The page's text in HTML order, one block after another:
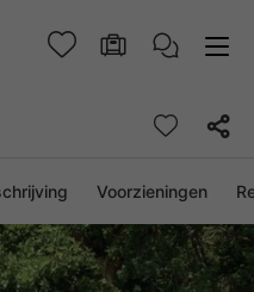
0 huisdier
Voorzieningen